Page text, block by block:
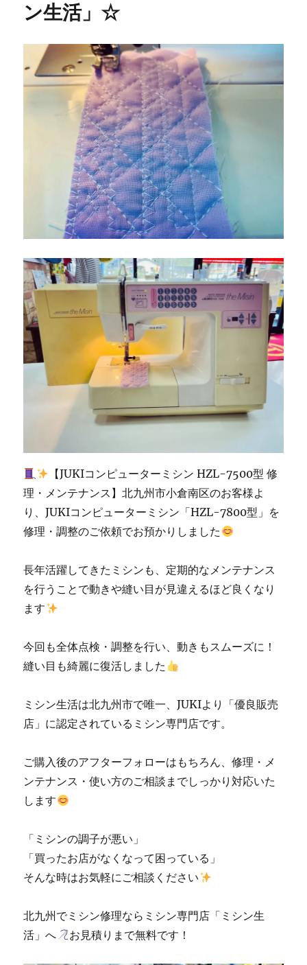
シ
が
購
入
で
き
す
☆
北
九
州
市
の
ミ
「ミ
活」
☆JUKI
優
良
販
認
定
に
ン生活」☆
【JUKIコンピューターミシン HZL-7500型 修
理・メンテナンス】北九州市小倉南区のお客様よ
り、JUKIコンピューターミシン「HZL-7800型」を
修理・調整のご依頼でお預かりしました
長年活躍してきたミシンも、定期的なメンテナンス
を行うことで動きや縫い目が見違えるほど良くなり
ます
今回も全体点検・調整を行い、動きもスムーズに！
縫い目も綺麗に復活しました
ミシン生活は北九州市で唯一、JUKIより「優良販売
店」に認定されているミシン専門店です。
ご購入後のアフターフォローはもちろん、修理・メ
ンテナンス・使い方のご相談までしっかり対応いた
します
「ミシンの調子が悪い」
「買ったお店がなくなって困っている」
そんな時はお気軽にご相談ください
北九州でミシン修理ならミシン専門店「ミシン生
活」へ
お見積りまで無料です！